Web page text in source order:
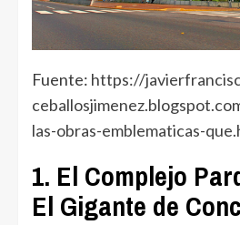
Fuente: https://
las-obras-emblematicas-
1. El Complejo
El Gigante de